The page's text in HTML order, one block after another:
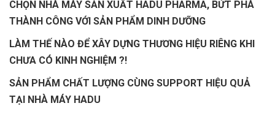
CHỌN NHÀ MÁY SẢN XUẤT HADU PHARMA, BỨT PHÁ
THÀNH CÔNG VỚI SẢN PHẨM DINH DƯỠNG
LÀM THẾ NÀO ĐỂ XÂY DỰNG THƯƠNG HIỆU RIÊNG KHI
CHƯA CÓ KINH NGHIỆM ?!
SẢN PHẨM CHẤT LƯỢNG CÙNG SUPPORT HIỆU QUẢ
TẠI NHÀ MÁY HADU